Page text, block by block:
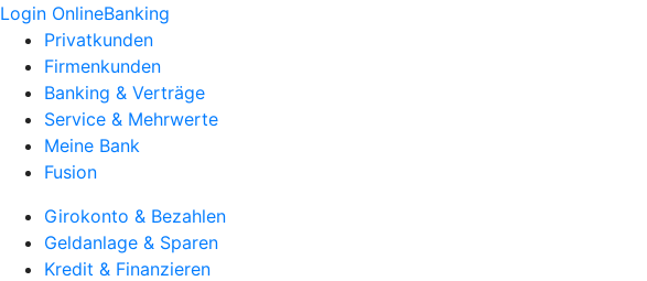
Login OnlineBanking
Privatkunden
Firmenkunden
Banking & Verträge
Service & Mehrwerte
Meine Bank
Fusion
Girokonto & Bezahlen
Geldanlage & Sparen
Kredit & Finanzieren